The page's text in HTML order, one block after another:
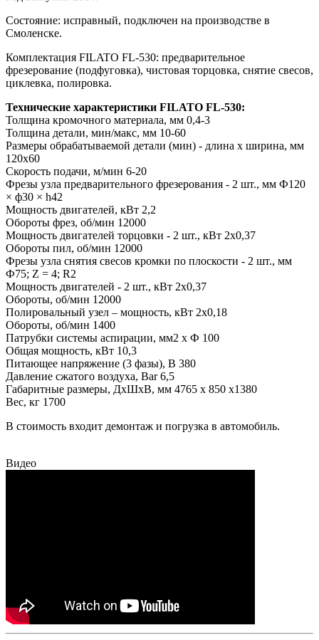
Состояние: исправный, подключен на производстве в
Смоленске.
Комплектация FILATO FL-530: предварительное
фрезерование (подфуговка), чистовая торцовка, снятие свесов,
циклевка, полировка.
Технические характеристики FILATO FL-530:
Толщина кромочного материала, мм 0,4-3
Толщина детали, мин/макс, мм 10-60
Размеры обрабатываемой детали (мин) - длина x ширина, мм
120x60
Скорость подачи, м/мин 6-20
Фрезы узла предварительного фрезерования - 2 шт., мм Ф120
× ф30 × h42
Мощность двигателей, кВт 2,2
Обороты фрез, об/мин 12000
Мощность двигателей торцовки - 2 шт., кВт 2х0,37
Обороты пил, об/мин 12000
Фрезы узла снятия свесов кромки по плоскости - 2 шт., мм
Ф75; Z = 4; R2
Мощность двигателей - 2 шт., кВт 2х0,37
Обороты, об/мин 12000
Полировальный узел – мощность, кВт 2х0,18
Обороты, об/мин 1400
Патрубки системы аспирации, мм2 х Ф 100
Общая мощность, кВт 10,3
Питающее напряжение (3 фазы), В 380
Давление сжатого воздуха, Bar 6,5
Габаритные размеры, ДхШхВ, мм 4765 х 850 х1380
Вес, кг 1700
В стоимость входит демонтаж и погрузка в автомобиль.
Видео